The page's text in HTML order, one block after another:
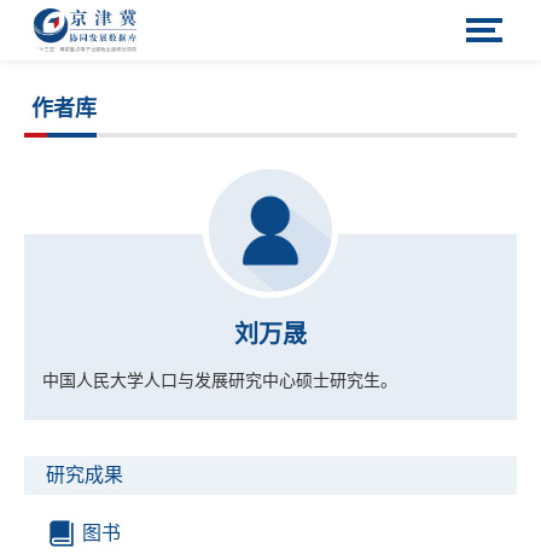
作者库
刘万晟
中国人民大学人口与发展研究中心硕士研究生。
研究成果
图书